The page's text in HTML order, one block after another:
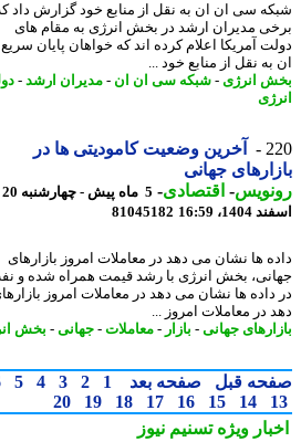
سی ان ان به نقل از منابع خود گزارش داد که
مدیران ارشد در بخش انرژی به مقام های
آمریکا اعلام کرده اند که خواهان پایان سریع
نقل از منابع خود ...
انرژی-شبکه سی ان ان- مدیران ارشد -دولت
آخرین وضعیت کامودیتی ها در
جهانی
-اقتصادی-
5 ماه پیش - چهارشنبه 20
16:59
81045182
ها نشان می دهد در معاملات امروز بازارهای
بخش انرژی با رشد قیمت همراه شده و نفت
ها نشان می دهد در معاملات امروز بازارهای
در معاملات امروز ...
جهانی-بازار - معاملات-جهانی-بخش انرژی
قبل صفحه بعد 1
2
3
4
5
6
14
15
16
17
18
19
20
ویژهتسنیم نیوز